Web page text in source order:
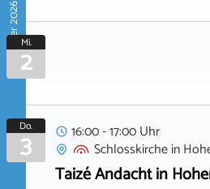
September 2026Mi.
2
Do.
3
16:00 - 17:00 Uhr
Schlosskirchein
Taizé Andacht in